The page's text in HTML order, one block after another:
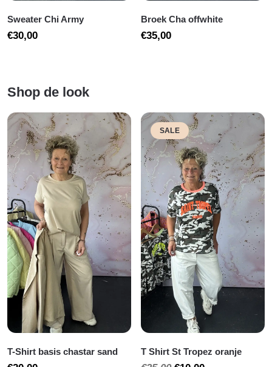
Sweater Chi Army
€30,00
Broek Cha offwhite
€35,00
Shop de look
T-Shirt basis chastar sand
SALE
T Shirt St Tropez oranje